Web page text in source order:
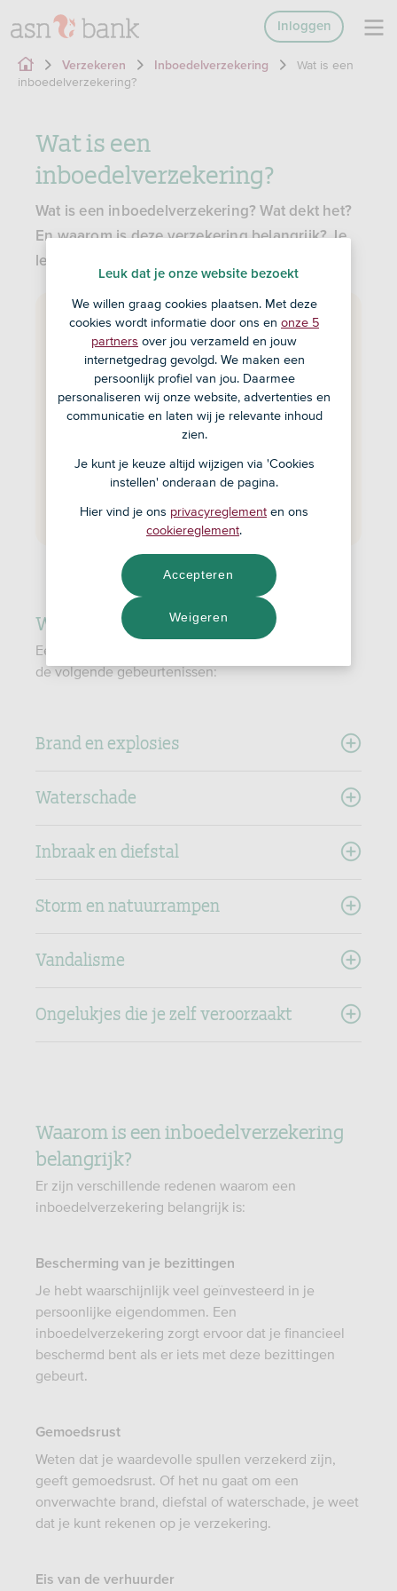
Inloggen
Verzekeren Inboedelverzekering
Wat is een
inboedelverzekering?
Wat is een
inboedelverzekering?
Wat is een inboedelverzekering? Wat dekt het?
En waarom is deze verzekering belangrijk? Je
leest het hier.
Wat is een inboedelverzekering?
Een inboedelverzekering is een
verzekeringspolis die persoonlijke spullen in
je huis beschermt. Denk aan onder andere
meubels, elektronica, kleding, sieraden en
In principe dekt een inboedelverzekering alle
spullen die je meeneemt als je zou
verhuizen.
Wat dekt een inboedelverzekering
Een inboedelverzekering dekt over het algemeen
de volgende gebeurtenissen:
Brand en explosies
Waterschade
Inbraak en diefstal
Storm en natuurrampen
Vandalisme
Ongelukjes die je zelf veroorzaakt
Waarom is een inboedelverzekering
belangrijk?
Er zijn verschillende redenen waarom een
inboedelverzekering belangrijk is:
Bescherming van je bezittingen
Je hebt waarschijnlijk veel geïnvesteerd in je
persoonlijke eigendommen. Een
inboedelverzekering zorgt ervoor dat je financieel
beschermd bent als er iets met deze bezittingen
gebeurt.
Gemoedsrust
Weten dat je waardevolle spullen verzekerd zijn,
geeft gemoedsrust. Of het nu gaat om een
onverwachte brand, diefstal of waterschade, je weet
dat je kunt rekenen op je verzekering.
Eis van de verhuurder
Leuk dat je onze website bezoekt
We willen graag cookies plaatsen. Met deze
cookies wordt informatie door ons en onze 5
partners over jou verzameld en jouw
internetgedrag gevolgd. We maken een
persoonlijk profiel van jou. Daarmee
personaliseren wij onze website, advertenties en
communicatie en laten wij je relevante inhoud
zien.
Je kunt je keuze altijd wijzigen via 'Cookies
instellen' onderaan de pagina.
Hier vind je ons privacyreglement en ons
cookiereglement.
Weigeren
Accepteren